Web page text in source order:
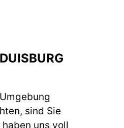
sind Sie
uns voll